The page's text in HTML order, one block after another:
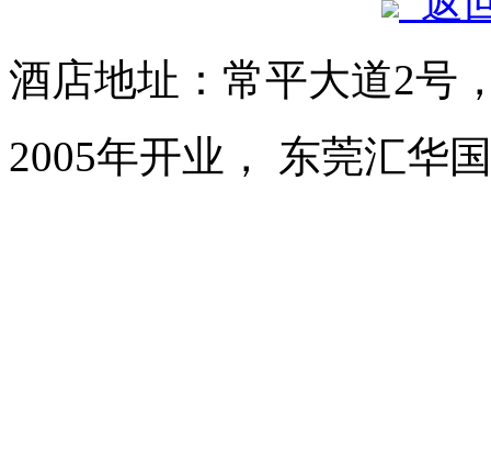
酒店地址：常平大道2号
2005年开业， 东莞汇